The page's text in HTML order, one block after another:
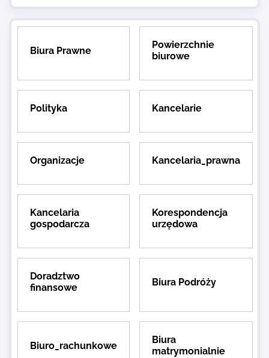
Biura Prawne
Powierzchnie
biurowe
Polityka Kancelarie
Organizacje Kancelaria_prawna
Kancelaria
gospodarcza
Korespondencja
urzędowa
Doradztwo
finansowe
Biura Podróży
Biuro_rachunkowe
Biura
matrymonialnie